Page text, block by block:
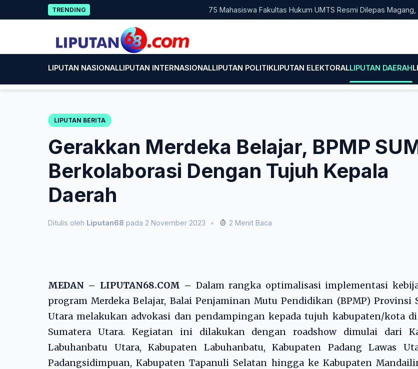
to
TRENDING 75 Mahasiswa Fakultas Hukum UMTS Resmi Dilepas Magang,
LIPUTAN NASIONALLIPUTAN INTERNASIONALLIPUTAN POLITIKLIPUTAN ELEKTORALLIPUTAN DAERAH
LIPUTAN BERITA
Gerakkan Merdeka Belajar, BPMP
Berkolaborasi Dengan Tujuh Kepala
Daerah
Ditulis oleh Liputan68 pada 2 November 2023 • 2 Menit Baca
MEDAN – LIPUTAN68.COM – Dalam rangka optimalisasi implementasi
program Merdeka Belajar, Balai Penjaminan Mutu Pendidikan (BPMP) Provinsi
Utara melakukan advokasi dan pendampingan kepada tujuh kabupaten/kota
Sumatera Utara. Kegiatan ini dilakukan dengan roadshow dimulai dari
Labuhanbatu Utara, Kabupaten Labuhanbatu, Kabupaten Padang Lawas
Padangsidimpuan, Kabupaten Tapanuli Selatan hingga ke Kabupaten